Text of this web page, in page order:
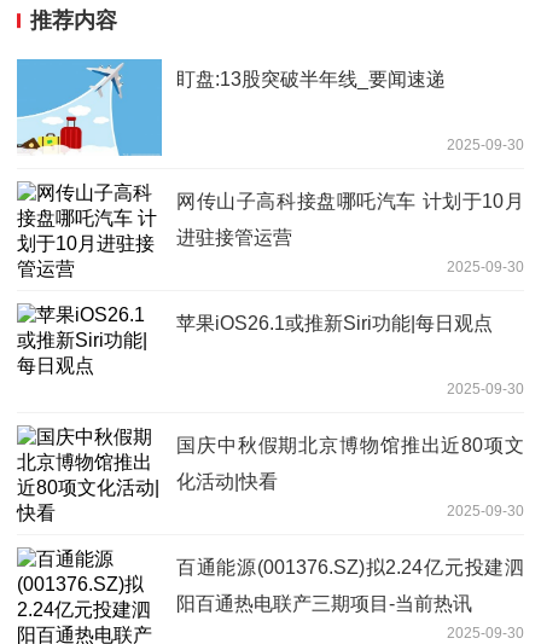
推荐内容
盯盘:13股突破半年线_要闻速递
2025-09-30
网传山子高科接盘哪吒汽车 计划于10月
进驻接管运营
2025-09-30
苹果iOS26.1或推新Siri功能|每日观点
2025-09-30
国庆中秋假期北京博物馆推出近80项文
化活动|快看
2025-09-30
百通能源(001376.SZ)拟2.24亿元投建泗
阳百通热电联产三期项目-当前热讯
2025-09-30